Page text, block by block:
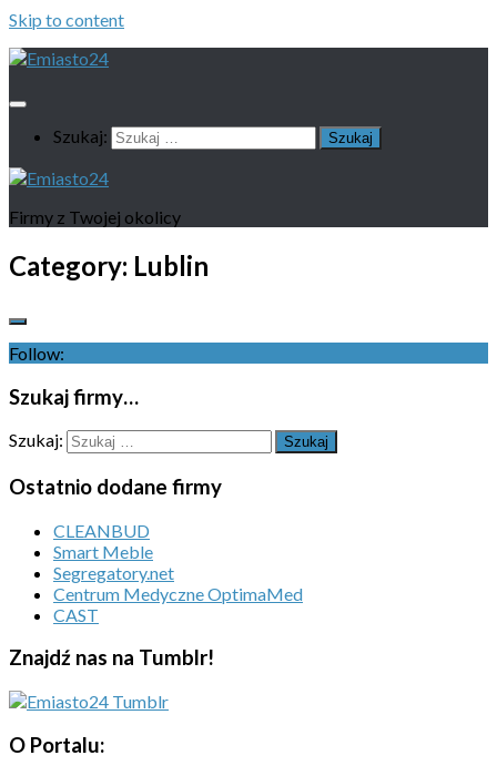
Skip to content
Szukaj:
Firmy z Twojej okolicy
Category: Lublin
Follow:
Szukaj firmy…
Szukaj:
Ostatnio dodane firmy
CLEANBUD
Smart Meble
Segregatory.net
Centrum Medyczne OptimaMed
CAST
Znajdź nas na Tumblr!
O Portalu: